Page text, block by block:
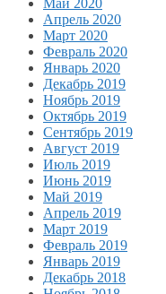
Май 2020
Апрель 2020
Март 2020
Февраль 2020
Январь 2020
Декабрь 2019
Ноябрь 2019
Октябрь 2019
Сентябрь 2019
Август 2019
Июль 2019
Июнь 2019
Май 2019
Апрель 2019
Март 2019
Февраль 2019
Январь 2019
Декабрь 2018